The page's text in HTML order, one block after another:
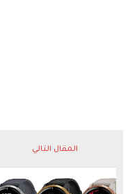
المقال التالي